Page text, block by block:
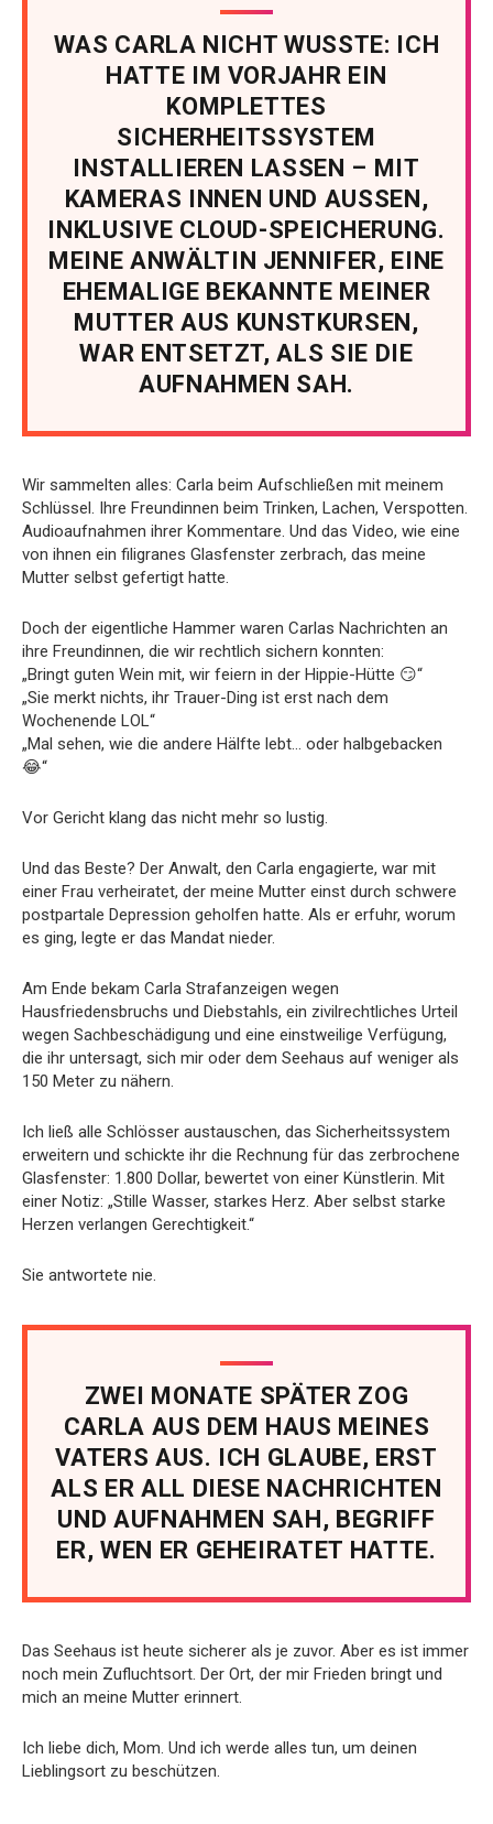
WAS CARLA NICHT WUSSTE: ICH
HATTE IM VORJAHR EIN
KOMPLETTES
SICHERHEITSSYSTEM
INSTALLIEREN LASSEN – MIT
KAMERAS INNEN UND AUSSEN,
INKLUSIVE CLOUD-SPEICHERUNG.
MEINE ANWÄLTIN JENNIFER, EINE
EHEMALIGE BEKANNTE MEINER
MUTTER AUS KUNSTKURSEN,
WAR ENTSETZT, ALS SIE DIE
AUFNAHMEN SAH.
Wir sammelten alles: Carla beim Aufschließen mit meinem
Schlüssel. Ihre Freundinnen beim Trinken, Lachen, Verspotten.
Audioaufnahmen ihrer Kommentare. Und das Video, wie eine
von ihnen ein filigranes Glasfenster zerbrach, das meine
Mutter selbst gefertigt hatte.
Doch der eigentliche Hammer waren Carlas Nachrichten an
ihre Freundinnen, die wir rechtlich sichern konnten:
„Bringt guten Wein mit, wir feiern in der Hippie-Hütte 😏“
„Sie merkt nichts, ihr Trauer-Ding ist erst nach dem
Wochenende LOL“
„Mal sehen, wie die andere Hälfte lebt… oder halbgebacken
😂“
Vor Gericht klang das nicht mehr so lustig.
Und das Beste? Der Anwalt, den Carla engagierte, war mit
einer Frau verheiratet, der meine Mutter einst durch schwere
postpartale Depression geholfen hatte. Als er erfuhr, worum
es ging, legte er das Mandat nieder.
Am Ende bekam Carla Strafanzeigen wegen
Hausfriedensbruchs und Diebstahls, ein zivilrechtliches Urteil
wegen Sachbeschädigung und eine einstweilige Verfügung,
die ihr untersagt, sich mir oder dem Seehaus auf weniger als
150 Meter zu nähern.
Ich ließ alle Schlösser austauschen, das Sicherheitssystem
erweitern und schickte ihr die Rechnung für das zerbrochene
Glasfenster: 1.800 Dollar, bewertet von einer Künstlerin. Mit
einer Notiz: „Stille Wasser, starkes Herz. Aber selbst starke
Herzen verlangen Gerechtigkeit.“
Sie antwortete nie.
ZWEI MONATE SPÄTER ZOG
CARLA AUS DEM HAUS MEINES
VATERS AUS. ICH GLAUBE, ERST
ALS ER ALL DIESE NACHRICHTEN
UND AUFNAHMEN SAH, BEGRIFF
ER, WEN ER GEHEIRATET HATTE.
Das Seehaus ist heute sicherer als je zuvor. Aber es ist immer
noch mein Zufluchtsort. Der Ort, der mir Frieden bringt und
mich an meine Mutter erinnert.
Ich liebe dich, Mom. Und ich werde alles tun, um deinen
Lieblingsort zu beschützen.